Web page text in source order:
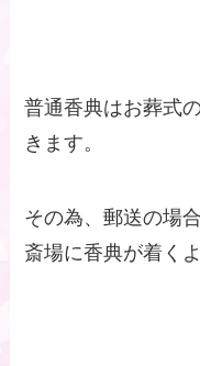
普通香典はお葬式
きます。
その為、郵送の場
斎場に香典が着く